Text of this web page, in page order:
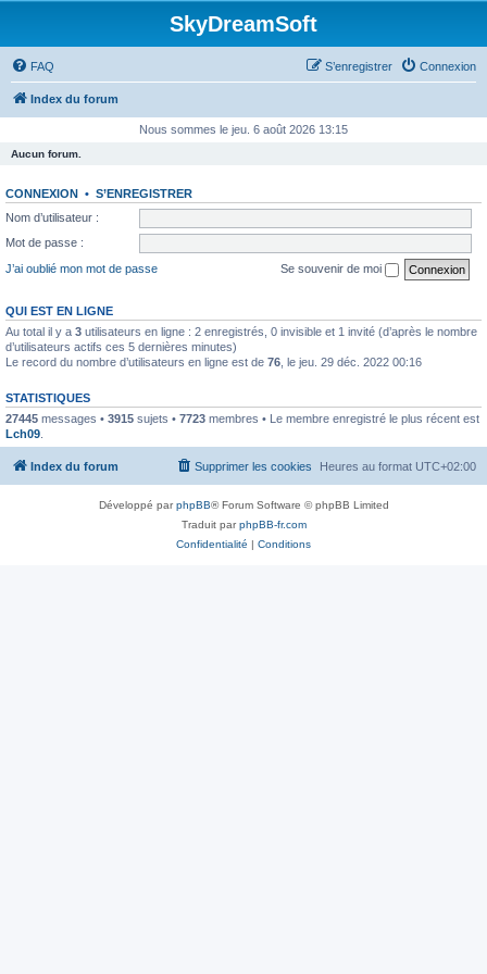
SkyDreamSoft
FAQ Connexion
S’enregistrer
Index du forum
Nous sommes le jeu. 6 août 2026 13:15
Aucun forum.
CONNEXION • S’ENREGISTRER
Nom d’utilisateur :
Mot de passe :
J’ai oublié mon mot de passe
Se souvenir de moi
QUI EST EN LIGNE
Au total il y a 3 utilisateurs en ligne : 2 enregistrés, 0 invisible et 1 invité (d’après le nombre
d’utilisateurs actifs ces 5 dernières minutes)
Le record du nombre d’utilisateurs en ligne est de 76 , le jeu. 29 déc. 2022 00:16
STATISTIQUES
27445 messages • 3915 sujets • 7723 membres • Le membre enregistré le plus récent est
Lch09
Index du forum Heures au format UTC+02:00
Supprimer les cookies
Développé parphpBB® Forum Software © phpBB Limited
Traduit parphpBB-fr.com
Confidentialité | Conditions